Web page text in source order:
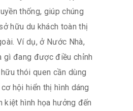
thống, giúp chúng
hữu du khách toàn thị
Ví dụ, ở Nước Nhà,
gì đang được điều chỉnh
thói quen cần dùng
hội hiển thị hình dáng
kiệt hình họa hưởng đến